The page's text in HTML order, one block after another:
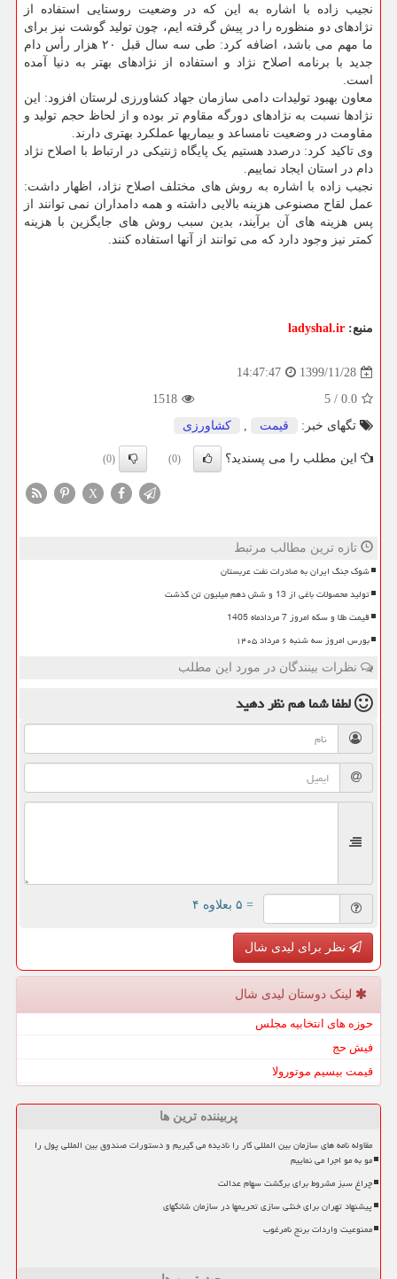
نجیب زاده با اشاره به این که در وضعیت روستایی استفاده از
نژادهای دو منظوره را در پیش گرفته ایم، چون تولید گوشت نیز برای
ما مهم می باشد، اضافه کرد: طی سه سال قبل ۲۰ هزار رأس دام
جدید با برنامه اصلاح نژاد و استفاده از نژادهای بهتر به دنیا آمده
است.
معاون بهبود تولیدات دامی سازمان جهاد کشاورزی لرستان افزود: این
نژادها نسبت به نژادهای دورگه مقاوم تر بوده و از لحاظ حجم تولید و
مقاومت در وضعیت نامساعد و بیماریها عملکرد بهتری دارند.
وی تاکید کرد: درصدد هستیم یک پایگاه ژنتیکی در ارتباط با اصلاح نژاد
دام در استان ایجاد نماییم.
نجیب زاده با اشاره به روش های مختلف اصلاح نژاد، اظهار داشت:
عمل لقاح مصنوعی هزینه بالایی داشته و همه دامداران نمی توانند از
پس هزینه های آن برآیند، بدین سبب روش های جایگزین با هزینه
کمتر نیز وجود دارد که می توانند از آنها استفاده کنند.
منبع: ladyshal.ir
1399/11/28
14:47:47
0.0
/
5
1518
تگهای خبر:
قیمت , كشاورزی
این مطلب را می پسندید؟ (0)
(0)
X
تازه ترین مطالب مرتبط
شوک جنگ ایران به صادرات نفت عربستان
تولید محصولات باغی از 13 و شش دهم میلیون تن گذشت
قیمت طلا و سکه امروز 7 مردادماه 1405
بورس امروز سه شنبه ۶ مرداد ۱۴۰۵
نظرات بینندگان در مورد این مطلب
لطفا شما همنظر دهید
= ۵ بعلاوه ۴
نظر برای لیدی شال
لینک دوستان لیدی شال
حوزه های انتخابیه مجلس
فیش حج
قیمت بیسیم موتورولا
پربیننده ترین ها
مقاوله نامه های سازمان بین المللی کار را نادیده می گیریم و دستورات صندوق بین المللی پول را
مو به مو اجرا می نماییم
چراغ سبز مشروط برای برگشت سهام عدالت
پیشنهاد تهران برای خنثی سازی تحریمها در سازمان شانگهای
ممنوعیت واردات برنج نامرغوب